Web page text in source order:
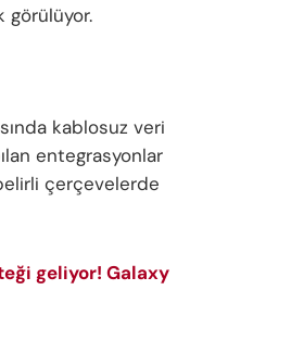
görülüyor.
kablosuz veri
entegrasyonlar
çerçevelerde
geliyor! Galaxy